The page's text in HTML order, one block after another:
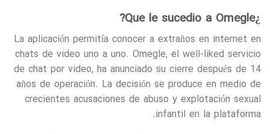
¿Que le sucedio a Omegle?
La aplicación permitía conocer a extraños en internet en
chats de video uno a uno. Omegle, el well-liked servicio
de chat por video, ha anunciado su cierre después de 14
años de operación. La decisión se produce en medio de
crecientes acusaciones de abuso y explotación sexual
infantil en la plataforma.